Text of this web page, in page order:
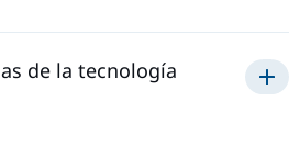
de la tecnología